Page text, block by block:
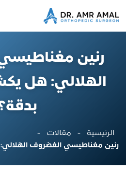
رنين
الهلالي: هل
الرئيسية - مقالات
-
رنين مغناطيسي الغضروف